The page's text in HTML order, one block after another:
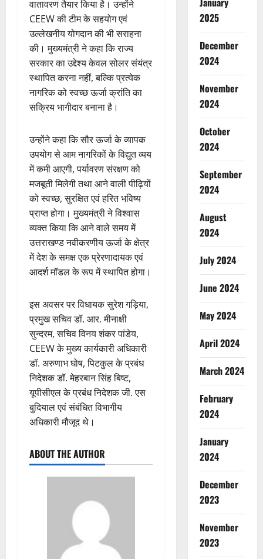
वातावरण तैयार किया है। उन्होंने
CEEW की टीम के सहयोग एवं
उल्लेखनीय योगदान की भी सराहना
की। मुख्यमंत्री ने कहा कि राज्य
सरकार का उद्देश्य केवल सोलर संयंत्र
स्थापित करना नहीं, बल्कि प्रत्येक
नागरिक को स्वच्छ ऊर्जा क्रांति का
सक्रिय भागीदार बनाना है।
उन्होंने कहा कि सौर ऊर्जा के व्यापक
उपयोग से आम नागरिकों के विद्युत व्यय
में कमी आएगी, पर्यावरण संरक्षण को
मजबूती मिलेगी तथा आने वाली पीढ़ियों
को स्वच्छ, सुरक्षित एवं हरित भविष्य
प्राप्त होगा। मुख्यमंत्री ने विश्वास
व्यक्त किया कि आने वाले समय में
उत्तराखण्ड नवीकरणीय ऊर्जा के क्षेत्र
में देश के समक्ष एक प्रेरणादायक एवं
आदर्श मॉडल के रूप में स्थापित होगा।
इस अवसर पर विधायक सुरेश गड़िया,
प्रमुख सचिव डॉ. आर. मीनाक्षी
सुन्दरम, सचिव विनय शंकर पांडेय,
CEEW के मुख्य कार्यकारी अधिकारी
डॉ. अरुणाभ घोष, पिटकुल के प्रबंध
निदेशक डॉ. मेहरबान सिंह बिष्ट,
यूपीसीएल के प्रबंध निदेशक जी. एस
बुदियाल एवं संबंधित विभागीय
अधिकारी मौजूद थे।
ABOUT THE AUTHOR
2025
December
2024
November
2024
October
2024
September
2024
August
2024
July 2024
June 2024
May 2024
April 2024
March 2024
February
2024
January
2024
December
2023
November
2023